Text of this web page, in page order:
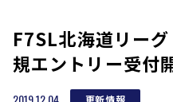
F7SL北海道リー
規エントリー受付
更新情報